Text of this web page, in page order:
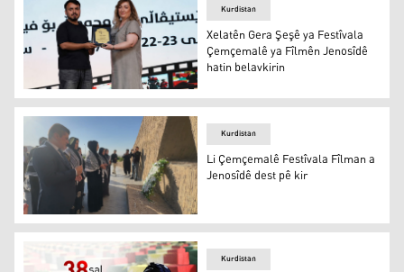
Xelatên Gera Şeşê ya Festîvala Çemçemalê ya Fîlmên
Kurdistan
Xelatên Gera Şeşê ya Festîvala
Çemçemalê ya Fîlmên Jenosîdê
hatin belavkirin
Li Çemçemalê Festîvala Fîlman a Jenosîdê dest pê kir
Kurdistan
Li Çemçemalê Festîvala Fîlman a
Jenosîdê dest pê kir
Kurdistan